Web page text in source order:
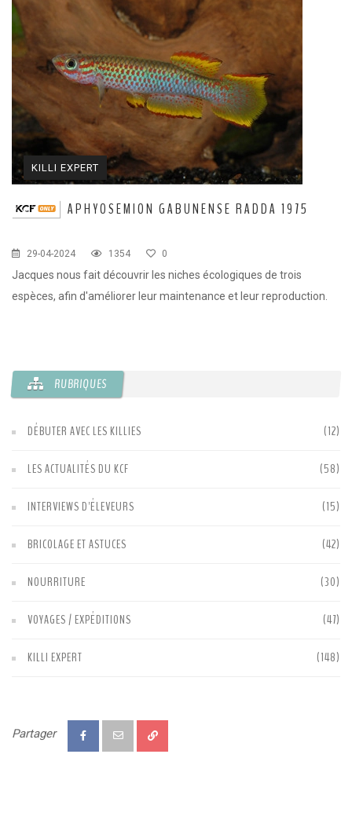
KILLI EXPERT
APHYOSEMION GABUNENSE RADDA 1975
29-04-2024 1354 0
Jacques nous fait découvrir les niches écologiques de trois
espèces, afin d'améliorer leur maintenance et leur reproduction.
RUBRIQUES
DÉBUTER AVEC LES KILLIES (12)
LES ACTUALITÉS DU KCF (58)
INTERVIEWS D'ÉLEVEURS (15)
BRICOLAGE ET ASTUCES (42)
NOURRITURE (30)
VOYAGES / EXPÉDITIONS (47)
KILLI EXPERT (148)
Partager